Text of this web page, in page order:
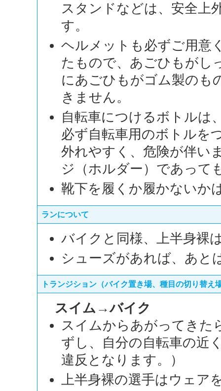
スタンドなどは、安全上
す。
ヘルメットも必ずご用意
たもので、あごひもがし
にあごひもがゴム製のも
きません。
自転車につけるボトルは
必ず自転車用のボトルを
外れやすく、危険が伴い
ジ（ホルダー）であって
靴下を履くか履かないか
ランについて
バイクと同様、上半身裸
シューズがあれば、あと
トランジション（バイク置き場、種目の切り替え
スイム→バイク
スイムからあがってきた
ずし、自分の自転車の近
違反となります。）
上半身裸の選手はウェア